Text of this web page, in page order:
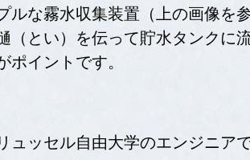
な霧水収集装置（上の画像を
とい）を伝って貯水タンクに
イントです。
ッセル自由大学のエンジニア